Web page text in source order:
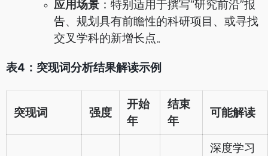
应用场景 ：特别适用于撰写“研究前沿”报
告、规划具有前瞻性的科研项目、或寻找
交叉学科的新增长点。
表4：突现词分析结果解读示例
突现词 强度
开始
年
结束
年
可能解读
深度学习